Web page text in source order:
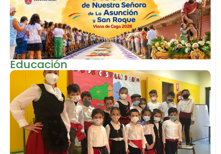
Educación